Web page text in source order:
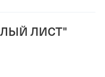
ЛИСТ"